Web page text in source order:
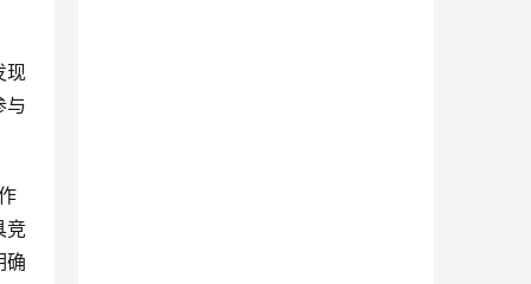
现
与
竞
确